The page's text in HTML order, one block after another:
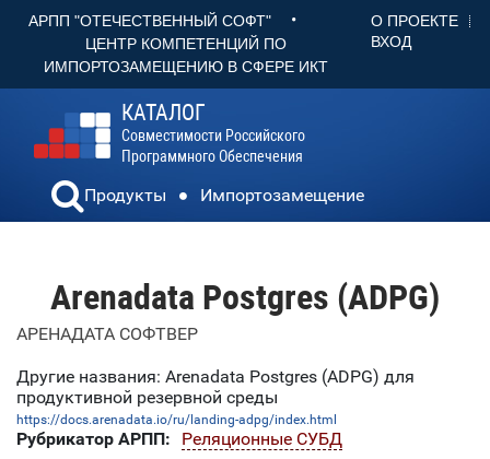
АРПП "ОТЕЧЕСТВЕННЫЙ СОФТ" •
ЦЕНТР КОМПЕТЕНЦИЙ ПО
ИМПОРТОЗАМЕЩЕНИЮ В СФЕРЕ ИКТ
О ПРОЕКТЕ
ВХОД
КАТАЛОГ
Совместимости Российского
Программного Обеспечения
Продукты Импортозамещение
Arenadata Postgres (ADPG)
АРЕНАДАТА СОФТВЕР
Другие названия: Arenadata Postgres (ADPG) для
продуктивной резервной среды
https://docs.arenadata.io/ru/landing-adpg/index.html
Рубрикатор АРПП:
Реляционные СУБД